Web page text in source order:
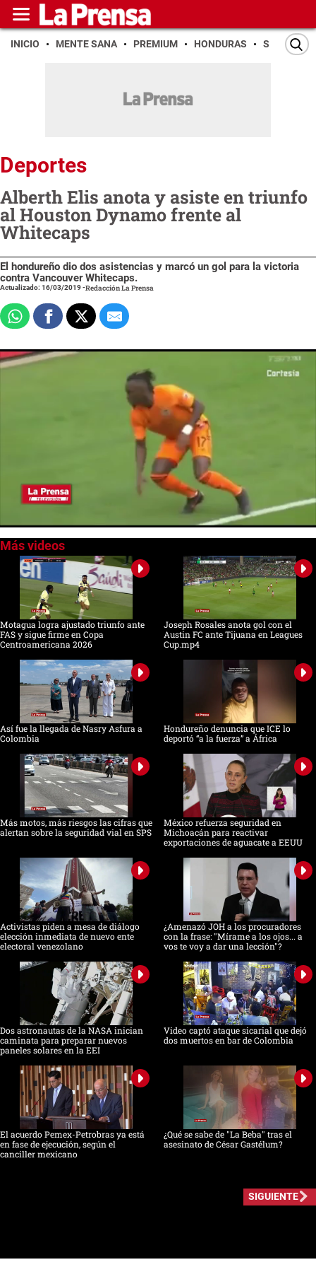
INICIO MENTE SANA PREMIUM HONDURAS SAN PEDRO
Deportes
Alberth Elis anota y asiste en triunfo
al Houston Dynamo frente al
Whitecaps
El hondureño dio dos asistencias y marcó un gol para la victoria
contra Vancouver Whitecaps.
Actualizado: 16/03/2019-Redacción La Prensa
seconds
seconds
Motagua logra ajustado triunfo ante
FAS y sigue firme en Copa
Centroamericana 2026
Joseph Rosales anota gol con el
Austin FC ante Tijuana en Leagues
Cup.mp4
Así fue la llegada de Nasry Asfura a
Colombia
Hondureño denuncia que ICE lo
deportó “a la fuerza” a África
Más motos, más riesgos las cifras que
alertan sobre la seguridad vial en SPS
México refuerza seguridad en
Michoacán para reactivar
exportaciones de aguacate a EEUU
Activistas piden a mesa de diálogo
elección inmediata de nuevo ente
electoral venezolano
¿Amenazó JOH a los procuradores
con la frase: "Mírame a los ojos... a
vos te voy a dar una lección"?
Dos astronautas de la NASA inician
caminata para preparar nuevos
paneles solares en la EEI
Video captó ataque sicarial que dejó
dos muertos en bar de Colombia
El acuerdo Pemex-Petrobras ya está
en fase de ejecución, según el
canciller mexicano
¿Qué se sabe de "La Beba" tras el
asesinato de César Gastélum?
SIGUIENTE